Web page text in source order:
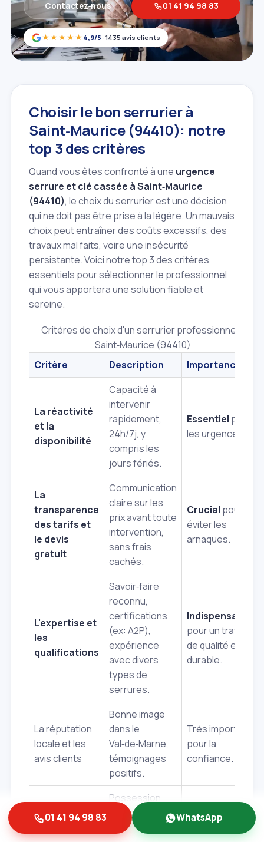
★★★★★ 4,9/5 · 1435 avis clients
Contactez‑nous 01 41 94 98 83
Choisir le bon serrurier à
Saint‑Maurice (94410): notre
top 3 des critères
Quand vous êtes confronté à une urgence
serrure et clé cassée à Saint‑Maurice
(94410), le choix du serrurier est une décision
qui ne doit pas être prise à la légère. Un mauvais
choix peut entraîner des coûts excessifs, des
travaux mal faits, voire une insécurité
persistante. Voici notre top 3 des critères
essentiels pour sélectionner le professionnel
qui vous apportera une solution fiable et
sereine.
Critères de choix d'un serrurier professionnel à
Saint‑Maurice (94410)
Critère
Description Importance
La réactivité
et la
disponibilité
Capacité à
intervenir
rapidement,
24h/7j, y
compris les
jours fériés.
Essentiel pour
les urgences.
La
transparence
des tarifs et
le devis
gratuit
Communication
claire sur les
prix avant toute
intervention,
sans frais
cachés.
Crucial pour
éviter les
arnaques.
L'expertise et
les
qualifications
Savoir‑faire
reconnu,
certifications
(ex: A2P),
expérience
avec divers
types de
serrures.
Indispensable
pour un travail
de qualité et
durable.
La réputation
locale et les
avis clients
Bonne image
dans le
Val‑de‑Marne,
témoignages
positifs.
Très important
pour la
confiance.
Les
Possession
d'une
assurance
Sécurité
01 41 94 98 83 WhatsApp